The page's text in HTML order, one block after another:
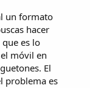
un formato
hacer
es lo
móvil en
El
problema es